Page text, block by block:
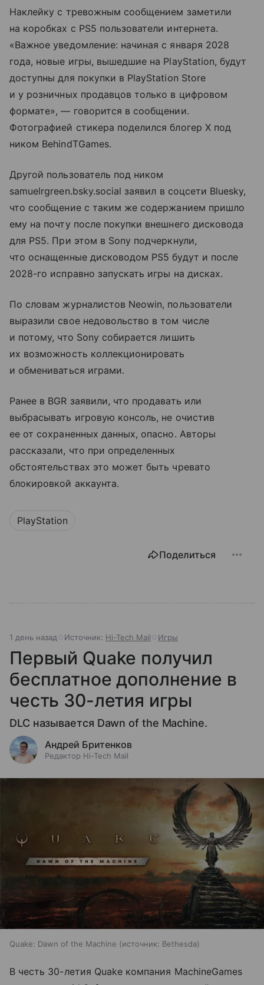
Наклейку с тревожным сообщением заметили
на коробках с PS5 пользователи интернета.
«Важное уведомление: начиная с января 2028
года, новые игры, вышедшие на PlayStation, будут
доступны для покупки в PlayStation Store
и у розничных продавцов только в цифровом
формате», — говорится в сообщении.
Фотографией стикера поделился блогер X под
ником BehindTGames.
Другой пользователь под ником
samuelrgreen.bsky.social заявил в соцсети Bluesky,
что сообщение с таким же содержанием пришло
ему на почту после покупки внешнего дисковода
для PS5. При этом в Sony подчеркнули,
что оснащенные дисководом PS5 будут и после
2028-го исправно запускать игры на дисках.
По словам журналистов Neowin, пользователи
выразили свое недовольство в том числе
и потому, что Sony собирается лишить
их возможность коллекционировать
и обмениваться играми.
Ранее в BGR заявили, что продавать или
выбрасывать игровую консоль, не очистив
ее от сохраненных данных, опасно. Авторы
рассказали, что при определенных
обстоятельствах это может быть чревато
блокировкой аккаунта.
PlayStation
Поделиться
1 день назад Источник: Hi-Tech Mail Игры
Первый Quake получил
бесплатное дополнение в
честь 30-летия игры
DLC называется Dawn of the Machine.
Андрей Бритенков
Редактор Hi-Tech Mail
Quake: Dawn of the Machine источник: Bethesda
В честь 30-летия Quake компания MachineGames